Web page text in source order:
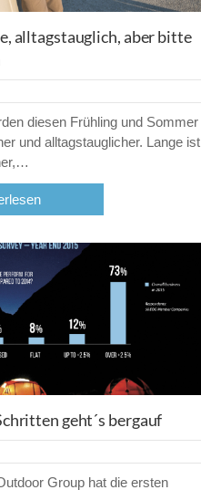
alltagstauglich, aber bitte
diesen Frühling und Sommer
und alltagstauglicher. Lange ist
geht´s bergauf
Group hat die ersten